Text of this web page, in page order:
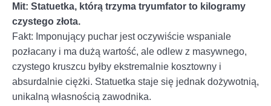
Mit: Statuetka, którą trzyma tryumfator to kilogramy
czystego złota.
Fakt: Imponujący puchar jest oczywiście wspaniale
pozłacany i ma dużą wartość, ale odlew z masywnego,
czystego kruszcu byłby ekstremalnie kosztowny i
absurdalnie ciężki. Statuetka staje się jednak dożywotnią,
unikalną własnością zawodnika.